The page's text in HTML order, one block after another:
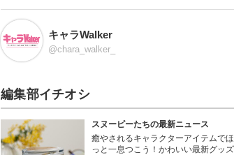
キャラWalker
@chara_walker_
編集部イチオシ
スヌーピーたちの最新ニュース
癒やされるキャラクターアイテムでほ
っと一息つこう！かわいい最新グッズ